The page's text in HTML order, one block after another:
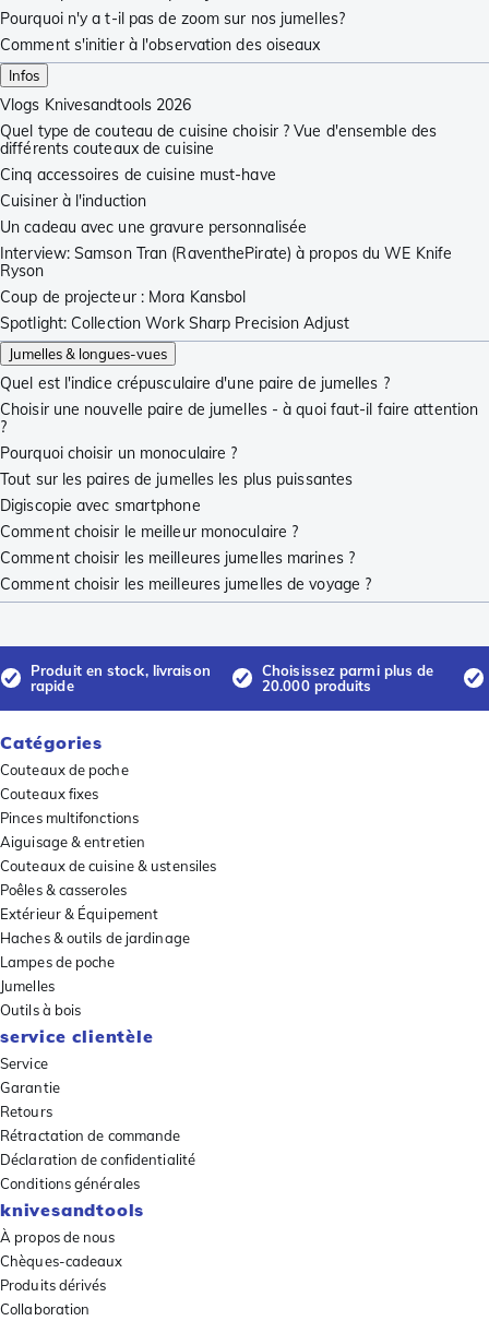
Pourquoi n'y a t-il pas de zoom sur nos jumelles?
Comment s'initier à l'observation des oiseaux
Infos
Vlogs Knivesandtools 2026
Quel type de couteau de cuisine choisir ? Vue d'ensemble des
différents couteaux de cuisine
Cinq accessoires de cuisine must-have
Cuisiner à l'induction
Un cadeau avec une gravure personnalisée
Interview: Samson Tran (RaventhePirate) à propos du WE Knife
Ryson
Coup de projecteur : Mora Kansbol
Spotlight: Collection Work Sharp Precision Adjust
Jumelles & longues-vues
Quel est l'indice crépusculaire d'une paire de jumelles ?
Choisir une nouvelle paire de jumelles - à quoi faut-il faire attention
?
Pourquoi choisir un monoculaire ?
Tout sur les paires de jumelles les plus puissantes
Digiscopie avec smartphone
Comment choisir le meilleur monoculaire ?
Comment choisir les meilleures jumelles marines ?
Comment choisir les meilleures jumelles de voyage ?
Produit en stock, livraison
rapide
Choisissez parmi plus de
20.000 produits
Catégories
Couteaux de poche
Couteaux fixes
Pinces multifonctions
Aiguisage & entretien
Couteaux de cuisine & ustensiles
Poêles & casseroles
Extérieur & Équipement
Haches & outils de jardinage
Lampes de poche
Jumelles
Outils à bois
service clientèle
Service
Garantie
Retours
Rétractation de commande
Déclaration de confidentialité
Conditions générales
knivesandtools
À propos de nous
Chèques-cadeaux
Produits dérivés
Collaboration